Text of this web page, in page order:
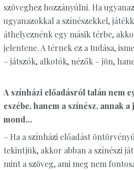
szöveghez hozzányúlni. Ha
ugyanazokkal a színészekkel,
áthelyeznénk egy másik térbe,
jelentene. A térnek ez a tudása,
– játszók, alkotók, nézők – jön,
A színházi előadásról talán nem
eszébe, hanem a színész, annak
mond…
– Ha a színházi előadást
tekintjük, akkor abban a színészi
mint a szöveg, ami meg nem